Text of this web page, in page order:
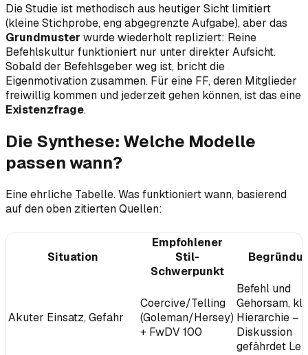
Die Studie ist methodisch aus heutiger Sicht limitiert
(kleine Stichprobe, eng abgegrenzte Aufgabe), aber das
Grundmuster wurde wiederholt repliziert: Reine
Befehlskultur funktioniert nur unter direkter Aufsicht.
Sobald der Befehlsgeber weg ist, bricht die
Eigenmotivation zusammen. Für eine FF, deren Mitglieder
freiwillig kommen und jederzeit gehen können, ist das eine
Existenzfrage.
Die Synthese: Welche Modelle
passen wann?
Eine ehrliche Tabelle. Was funktioniert wann, basierend
auf den oben zitierten Quellen:
Situation
Empfohlener
Stil-
Schwerpunkt
Akuter Einsatz, Gefahr
Coercive/Telling
(Goleman/Hersey)
+ FwDV 100
Befehl und
Gehorsam,
Hierarchie –
Diskussion
gefährdet